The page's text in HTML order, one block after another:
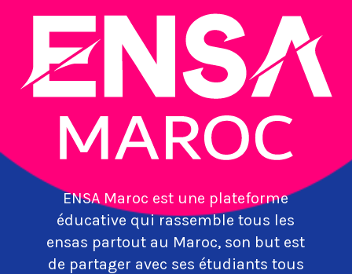
ENSA Maroc est une plateforme
éducative qui rassemble tous les
ensas partout au Maroc, son but est
de partager avec ses étudiants tous